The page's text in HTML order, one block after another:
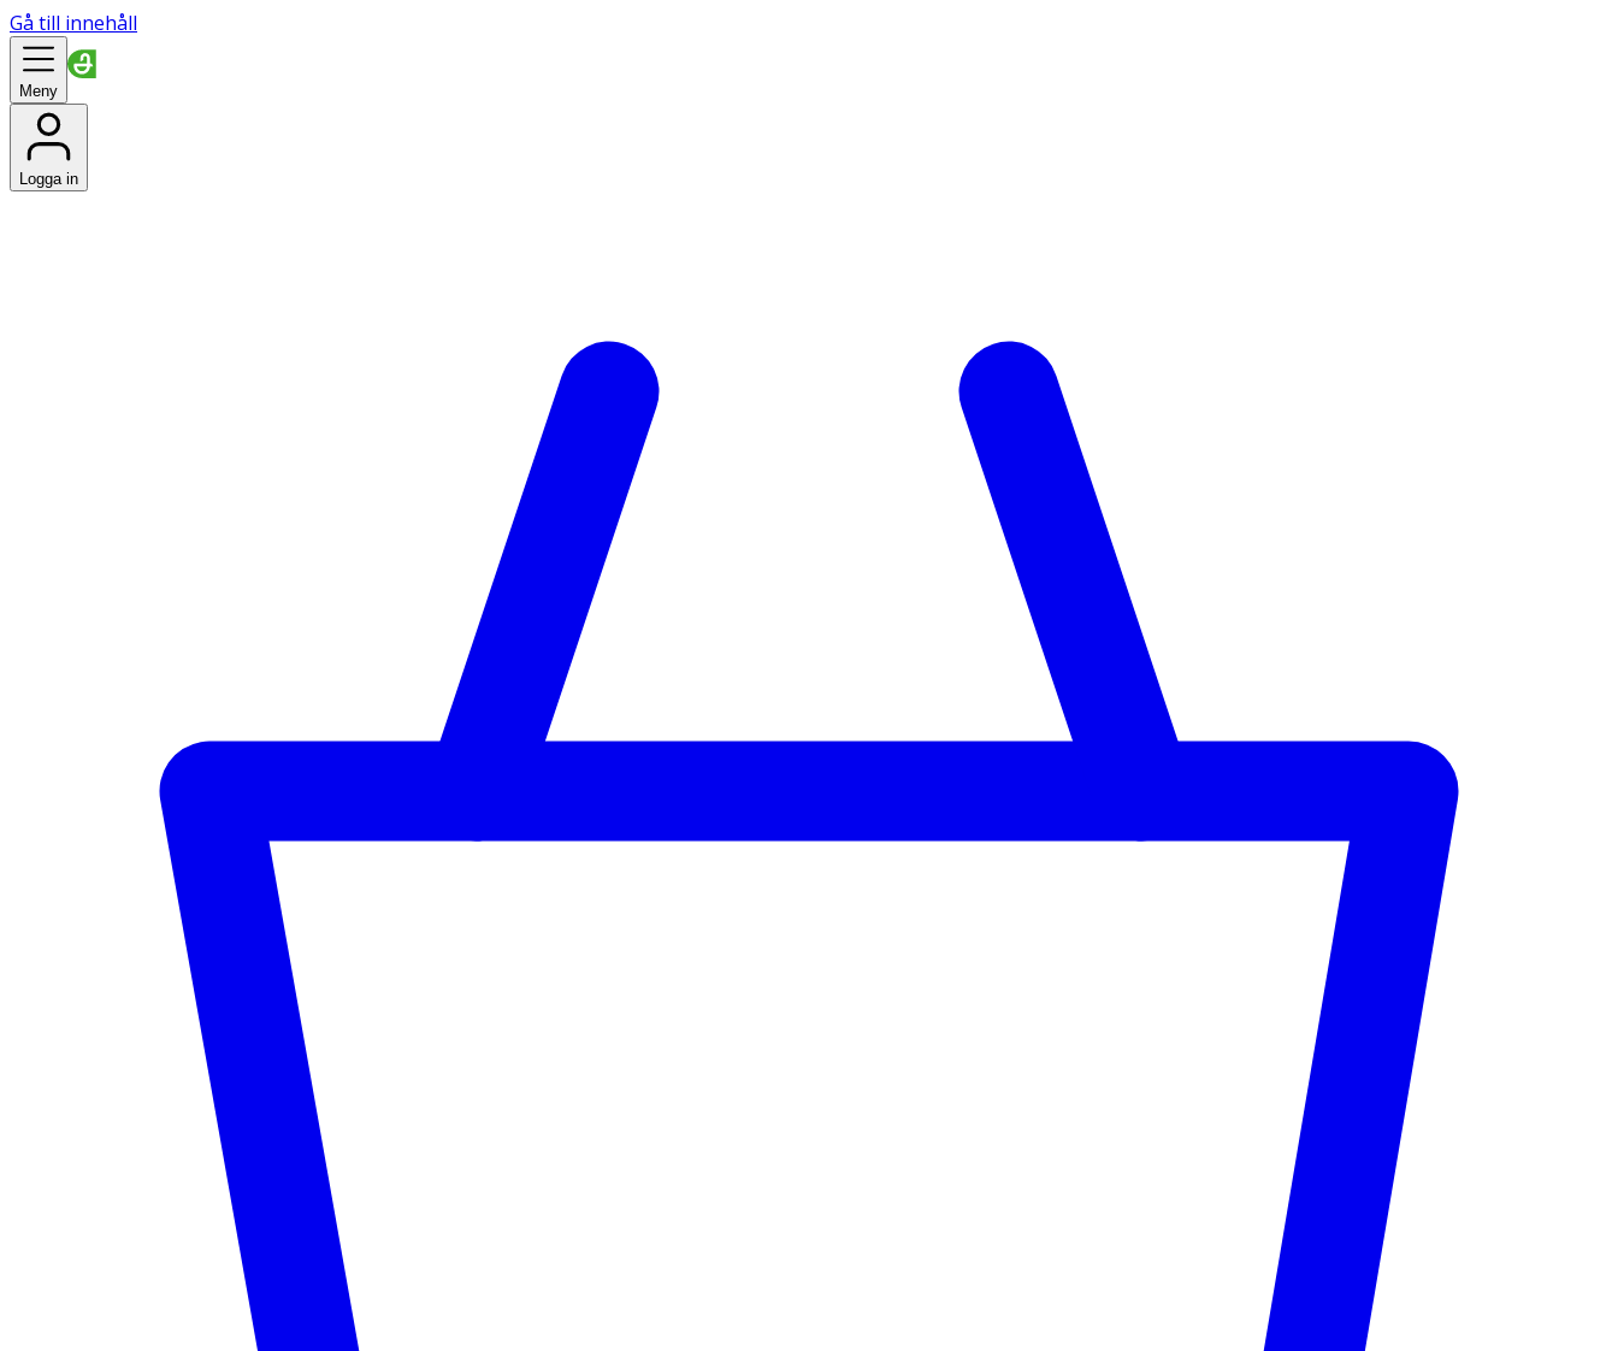
Gå till innehåll
Meny
Logga in